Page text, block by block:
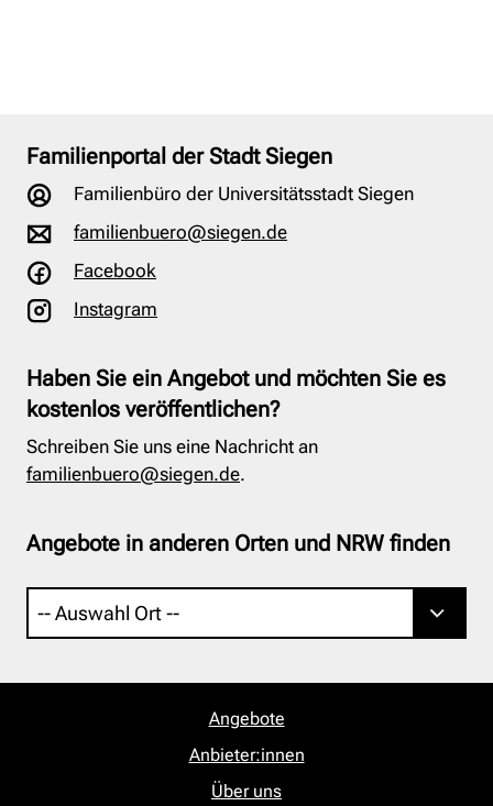
Familienportal der Stadt Siegen
Familienbüro der Universitätsstadt Siegen
familienbuero@siegen.de
Facebook
Instagram
Haben Sie ein Angebot und möchten Sie es
kostenlos veröffentlichen?
Schreiben Sie uns eine Nachricht an
familienbuero@siegen.de.
Angebote in anderen Orten und NRW finden
Angebote
Anbieter:innen
Über uns